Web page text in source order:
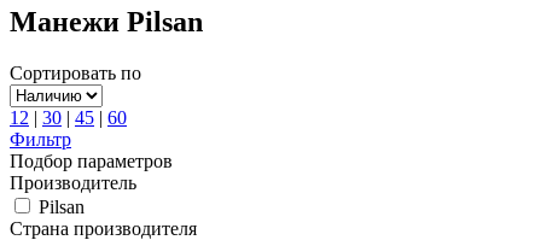
Манежи Pilsan
Сортировать по
12 | 30 | 45 | 60
Фильтр
Подбор параметров
Производитель
Pilsan
Страна производителя